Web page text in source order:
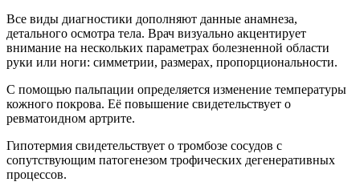
Все виды диагностики дополняют данные анамнеза,
детального осмотра тела. Врач визуально акцентирует
внимание на нескольких параметрах болезненной области
руки или ноги: симметрии, размерах, пропорциональности.
С помощью пальпации определяется изменение температуры
кожного покрова. Её повышение свидетельствует о
ревматоидном артрите.
Гипотермия свидетельствует о тромбозе сосудов с
сопутствующим патогенезом трофических дегенеративных
процессов.